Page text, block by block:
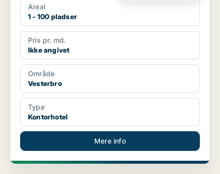
Areal
1 - 100 pladser
Pris pr. md.
Ikke angivet
Område
Vesterbro
Type
Kontorhotel
Mere info